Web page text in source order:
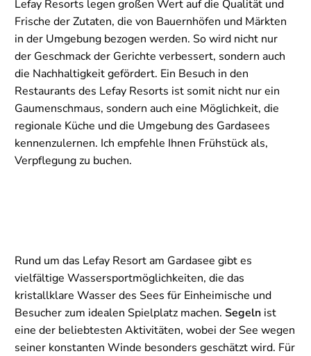
Lefay Resorts legen großen Wert auf die Qualität und
Frische der Zutaten, die von Bauernhöfen und Märkten
in der Umgebung bezogen werden. So wird nicht nur
der Geschmack der Gerichte verbessert, sondern auch
die Nachhaltigkeit gefördert. Ein Besuch in den
Restaurants des Lefay Resorts ist somit nicht nur ein
Gaumenschmaus, sondern auch eine Möglichkeit, die
regionale Küche und die Umgebung des Gardasees
kennenzulernen. Ich empfehle Ihnen Frühstück als,
Verpflegung zu buchen.
Rund um das Lefay Resort am Gardasee gibt es
vielfältige Wassersportmöglichkeiten, die das
kristallklare Wasser des Sees für Einheimische und
Besucher zum idealen Spielplatz machen. Segeln ist
eine der beliebtesten Aktivitäten, wobei der See wegen
seiner konstanten Winde besonders geschätzt wird. Für